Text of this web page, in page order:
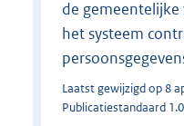
de
het systeem
Laatst gewijzigd op 8
Publicatiestandaard 1.0